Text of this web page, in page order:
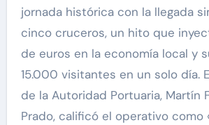
jornada histórica con la llegada
cinco cruceros, un hito que
de euros en la economía local y
15.000 visitantes en un solo día.
de la Autoridad Portuaria, Martín
Prado, calificó el operativo como